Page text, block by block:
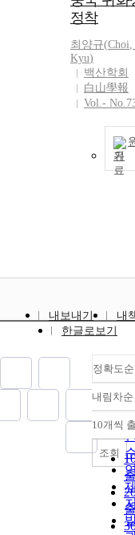
정착
최양규(Choi,
Kyu)
백산학회
白山學報
Vol.-
기
내보내기
내
한글로보기
정확도순
내림차순
10개씩
조회